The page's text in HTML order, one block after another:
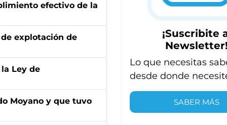
efectivo de la
explotación de
Ley de
Moyano y que tuvo
¡Suscribite
Newsletter!
Lo que necesitas
desde donde
SABER MÁS